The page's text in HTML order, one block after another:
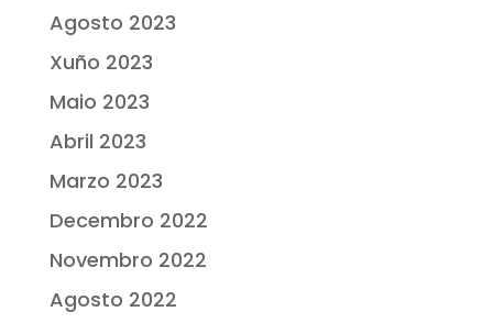
Agosto 2023
Xuño 2023
Maio 2023
Abril 2023
Marzo 2023
Decembro 2022
Novembro 2022
Agosto 2022